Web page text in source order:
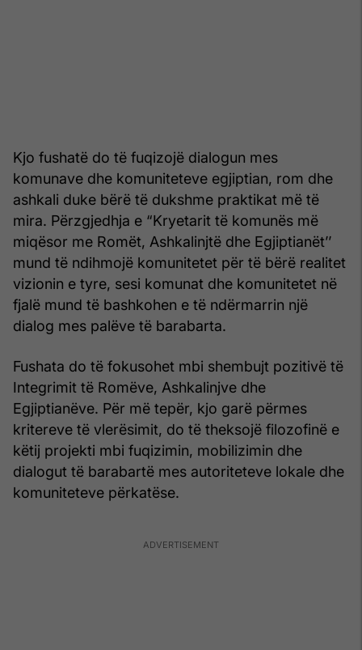
Kjo fushatë do të fuqizojë dialogun mes
komunave dhe komuniteteve egjiptian, rom dhe
ashkali duke bërë të dukshme praktikat më të
mira. Përzgjedhja e “Kryetarit të komunës më
miqësor me Romët, Ashkalinjtë dhe Egjiptianët’’
mund të ndihmojë komunitetet për të bërë realitet
vizionin e tyre, sesi komunat dhe komunitetet në
fjalë mund të bashkohen e të ndërmarrin një
dialog mes palëve të barabarta.
Fushata do të fokusohet mbi shembujt pozitivë të
Integrimit të Romëve, Ashkalinjve dhe
Egjiptianëve. Për më tepër, kjo garë përmes
kritereve të vlerësimit, do të theksojë filozofinë e
këtij projekti mbi fuqizimin, mobilizimin dhe
dialogut të barabartë mes autoriteteve lokale dhe
komuniteteve përkatëse.